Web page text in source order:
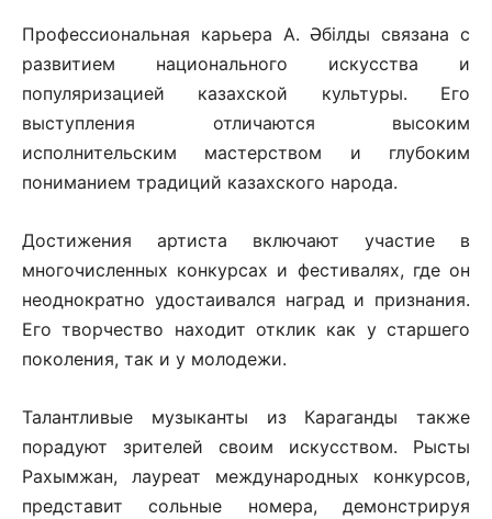
Профессиональная карьера А. Әбілды связана с
развитием национального искусства и
популяризацией казахской культуры. Его
выступления отличаются высоким
исполнительским мастерством и глубоким
пониманием традиций казахского народа.
Достижения артиста включают участие в
многочисленных конкурсах и фестивалях, где он
неоднократно удостаивался наград и признания.
Его творчество находит отклик как у старшего
поколения, так и у молодежи.
Талантливые музыканты из Караганды также
порадуют зрителей своим искусством. Рысты
Рахымжан, лауреат международных конкурсов,
представит сольные номера, демонстрируя